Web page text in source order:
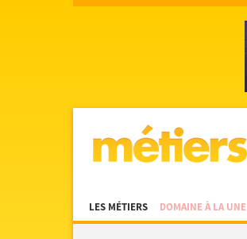
LES MÉTIERS DOMAINE À LA UNE